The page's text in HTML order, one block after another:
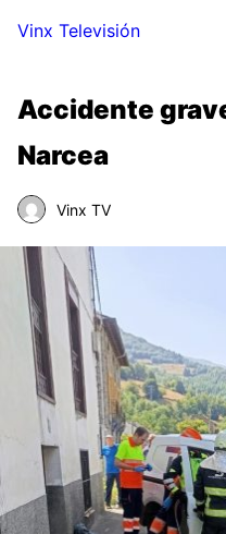
Vinx Televisión
Accidente
Narcea
Vinx TV